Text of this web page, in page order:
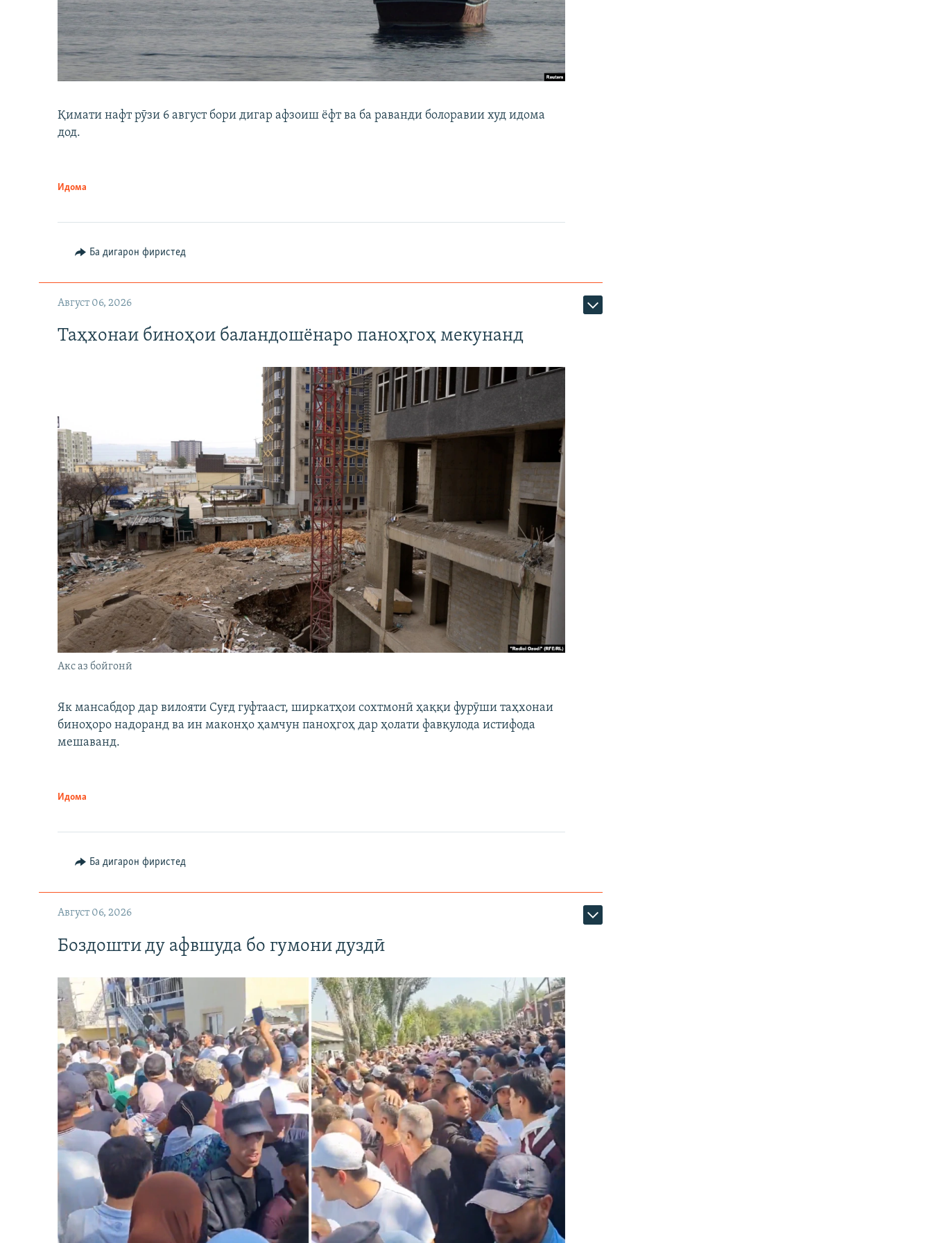
Қимати нафт рӯзи 6 август бори дигар афзоиш ёфт ва ба раванди болоравии худ идома
дод.
Идома
Ба дигарон фиристед
Август 06, 2026
Таҳхонаи биноҳои баландошёнаро паноҳгоҳ мекунанд
Акс аз бойгонӣ
Як мансабдор дар вилояти Суғд гуфтааст, ширкатҳои сохтмонӣ ҳаққи фурӯши таҳхонаи
биноҳоро надоранд ва ин маконҳо ҳамчун паноҳгоҳ дар ҳолати фавқулода истифода
мешаванд.
Идома
Ба дигарон фиристед
Август 06, 2026
Боздошти ду афвшуда бо гумони дуздӣ